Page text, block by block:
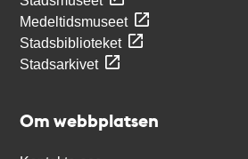
Medeltidsmuseet
Stadsbiblioteket
Stadsarkivet
Om webbplatsen